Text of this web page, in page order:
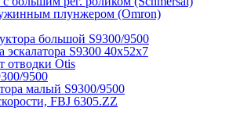
плунжером (Omron)
большой S9300/9500
S9300 40х52х7
отводки Otis
9500
малый S9300/9500
FBJ 6305.ZZ